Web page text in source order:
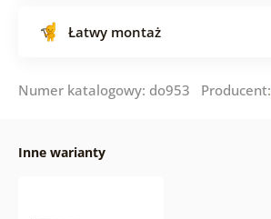
Łatwy montaż
Numer katalogowy: do953 Producent:
Inne warianty